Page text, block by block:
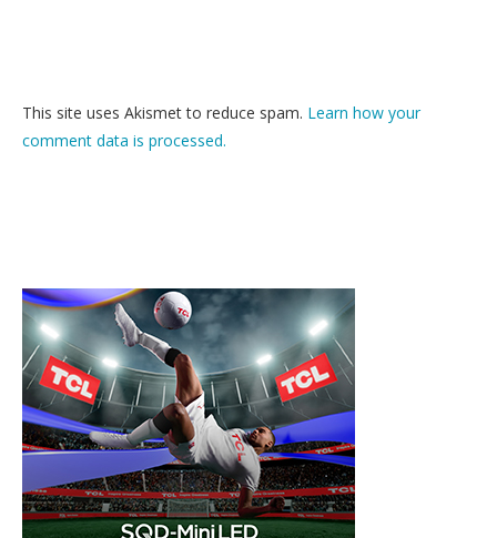
This site uses Akismet to reduce spam. Learn how your
comment data is processed.